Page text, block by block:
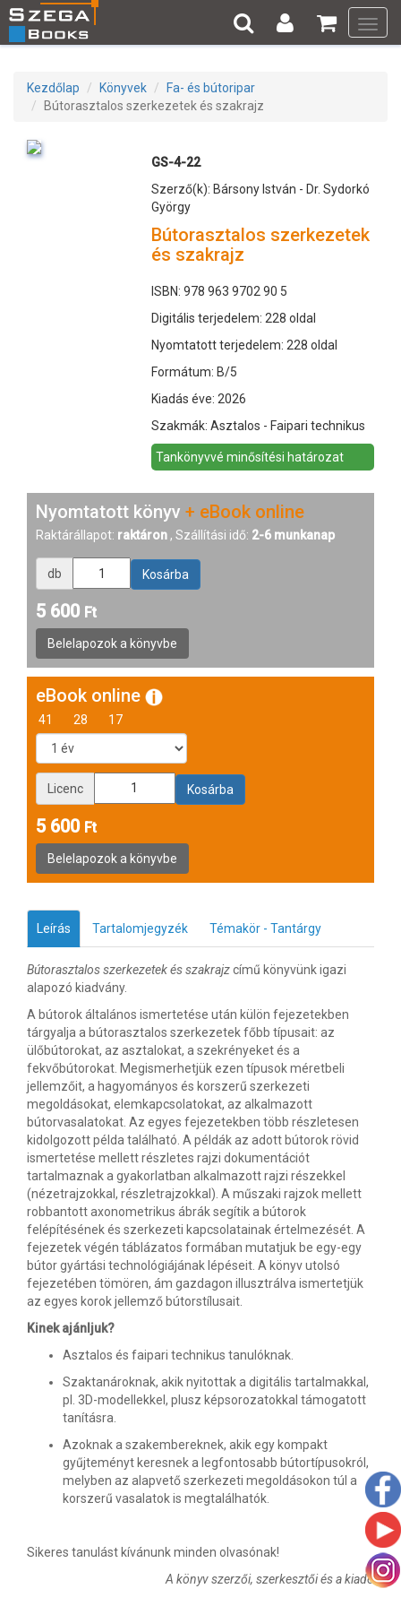
Kezdőlap Könyvek
Fa- és bútoripar
Bútorasztalos szerkezetek és szakrajz
GS-4-22
Szerző(k): Bársony István - Dr. Sydorkó
György
Bútorasztalos szerkezetek
és szakrajz
ISBN: 978 963 9702 90 5
Digitális terjedelem: 228 oldal
Nyomtatott terjedelem: 228 oldal
Formátum: B/5
Kiadás éve: 2026
Szakmák: Asztalos - Faipari technikus
Tankönyvvé minősítési határozat
Nyomtatott könyv + eBook online
Raktárállapot: raktáron , Szállítási idő: 2-6 munkanap
db
5 600 Ft
eBook online
41 28 17
Licenc
5 600 Ft
Leírás Tartalomjegyzék Témakör - Tantárgy
Bútorasztalos szerkezetek és szakrajzcímű könyvünk igazi
alapozó kiadvány.
A bútorok általános ismertetése után külön fejezetekben
tárgyalja a bútorasztalos szerkezetek főbb típusait: az
ülőbútorokat, az asztalokat, a szekrényeket és a
fekvőbútorokat. Megismerhetjük ezen típusok méretbeli
jellemzőit, a hagyományos és korszerű szerkezeti
megoldásokat, elemkapcsolatokat, az alkalmazott
bútorvasalatokat. Az egyes fejezetekben több részletesen
kidolgozott példa található. A példák az adott bútorok rövid
ismertetése mellett részletes rajzi dokumentációt
tartalmaznak a gyakorlatban alkalmazott rajzi részekkel
(nézetrajzokkal, részletrajzokkal). A műszaki rajzok mellett
robbantott axonometrikus ábrák segítik a bútorok
felépítésének és szerkezeti kapcsolatainak értelmezését. A
fejezetek végén táblázatos formában mutatjuk be egy-egy
bútor gyártási technológiájának lépéseit. A könyv utolsó
fejezetében tömören, ám gazdagon illusztrálva ismertetjük
az egyes korok jellemző bútorstílusait.
Kinek ajánljuk?
Asztalos és faipari technikus tanulóknak.
Szaktanároknak, akik nyitottak a digitális tartalmakkal,
pl. 3D-modellekkel, plusz képsorozatokkal támogatott
tanításra.
Azoknak a szakembereknek, akik egy kompakt
gyűjteményt keresnek a legfontosabb bútortípusokról,
melyben az alapvető szerkezeti megoldásokon túl a
korszerű vasalatok is megtalálhatók.
Sikeres tanulást kívánunk minden olvasónak!
A könyv szerzői, szerkesztői és a kiadó